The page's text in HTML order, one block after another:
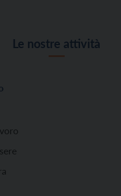
Le nostre attività